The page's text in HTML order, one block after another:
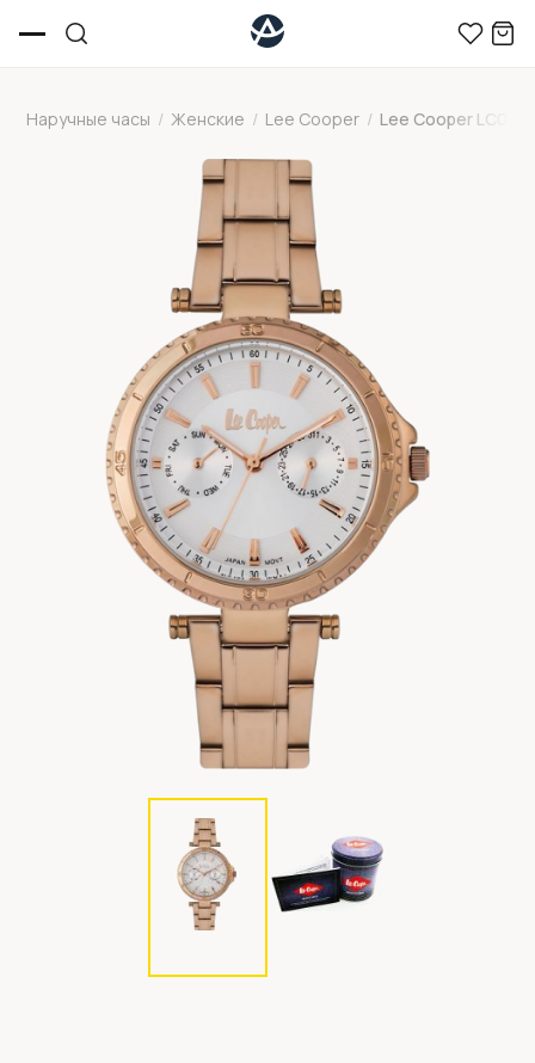
Наручные часы / Женские / Lee Cooper / Lee Cooper